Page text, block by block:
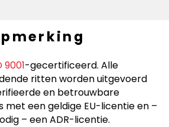
9001-gecertificeerd. Alle
ritten worden uitgevoerd
en betrouwbare
een geldige EU-licentie en –
– een ADR-licentie.